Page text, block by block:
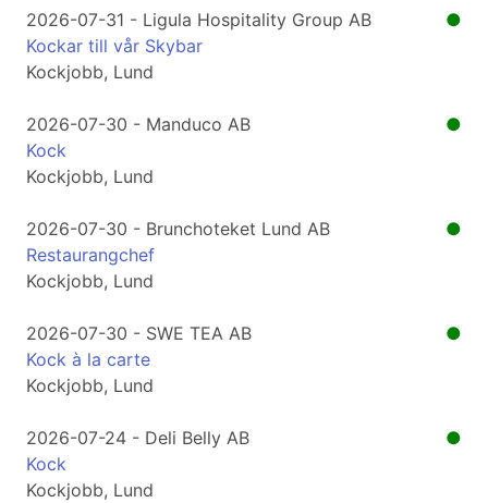
●
2026-07-31 - Ligula Hospitality Group AB
Kockar till vår Skybar
Kockjobb, Lund
●
2026-07-30 - Manduco AB
Kock
Kockjobb, Lund
●
2026-07-30 - Brunchoteket Lund AB
Restaurangchef
Kockjobb, Lund
●
2026-07-30 - SWE TEA AB
Kock à la carte
Kockjobb, Lund
●
2026-07-24 - Deli Belly AB
Kock
Kockjobb, Lund